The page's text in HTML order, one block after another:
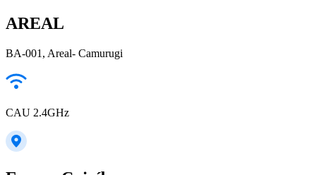
AREAL
BA-001, Areal- Camurugi
CAU 2.4GHz